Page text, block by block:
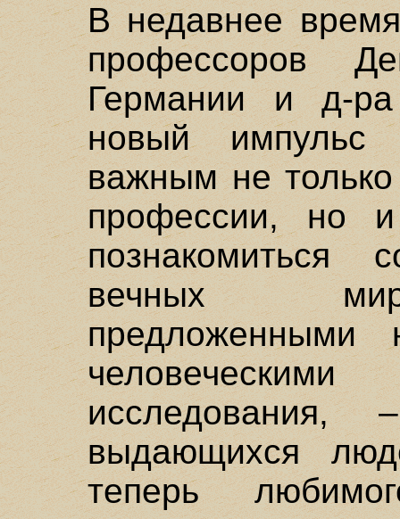
В недавнее
профессоров
Германии и д-
новый импульс
важным не только
профессии, но
вечных
предложенными
выдающихся
теперь